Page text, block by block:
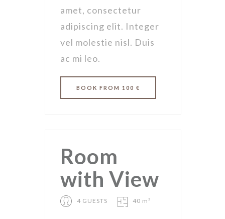
amet, consectetur
adipiscing elit. Integer
vel molestie nisl. Duis
ac mi leo.
BOOK FROM 100 €
Room
with View
4 GUESTS 40 m²